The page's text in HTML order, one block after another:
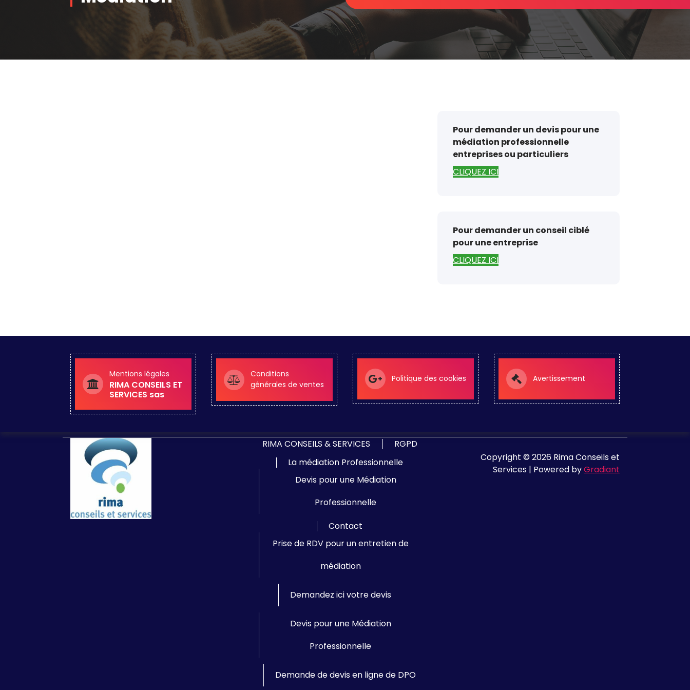
Pour demander un devis pour une
médiation professionnelle
entreprises ou particuliers
CLIQUEZ ICI
Pour demander un conseil ciblé
pour une entreprise
CLIQUEZ ICI
Mentions légales
RIMA CONSEILS ET
SERVICES sas
Conditions
générales de ventes
Politique des cookies Avertissement
Name
Pour demander un conseil
ciblé pour une entreprise
CLIQUEZ ICI
RIMA CONSEILS & SERVICES
RGPD
La médiation Professionnelle
Devis pour une Médiation
Professionnelle
Contact
Prise de RDV pour un entretien de
médiation
Demandez ici votre devis
Devis pour une Médiation
Professionnelle
Demande de devis en ligne de DPO
Copyright © 2026 Rima Conseils et
Services | Powered byGradiant